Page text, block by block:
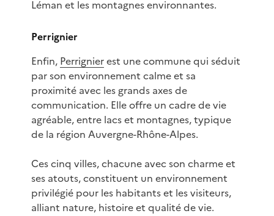
Léman et les montagnes environnantes.
Perrignier
Enfin, Perrignierest une commune qui séduit
par son environnement calme et sa
proximité avec les grands axes de
communication. Elle offre un cadre de vie
agréable, entre lacs et montagnes, typique
de la région Auvergne-Rhône-Alpes.
Ces cinq villes, chacune avec son charme et
ses atouts, constituent un environnement
privilégié pour les habitants et les visiteurs,
alliant nature, histoire et qualité de vie.